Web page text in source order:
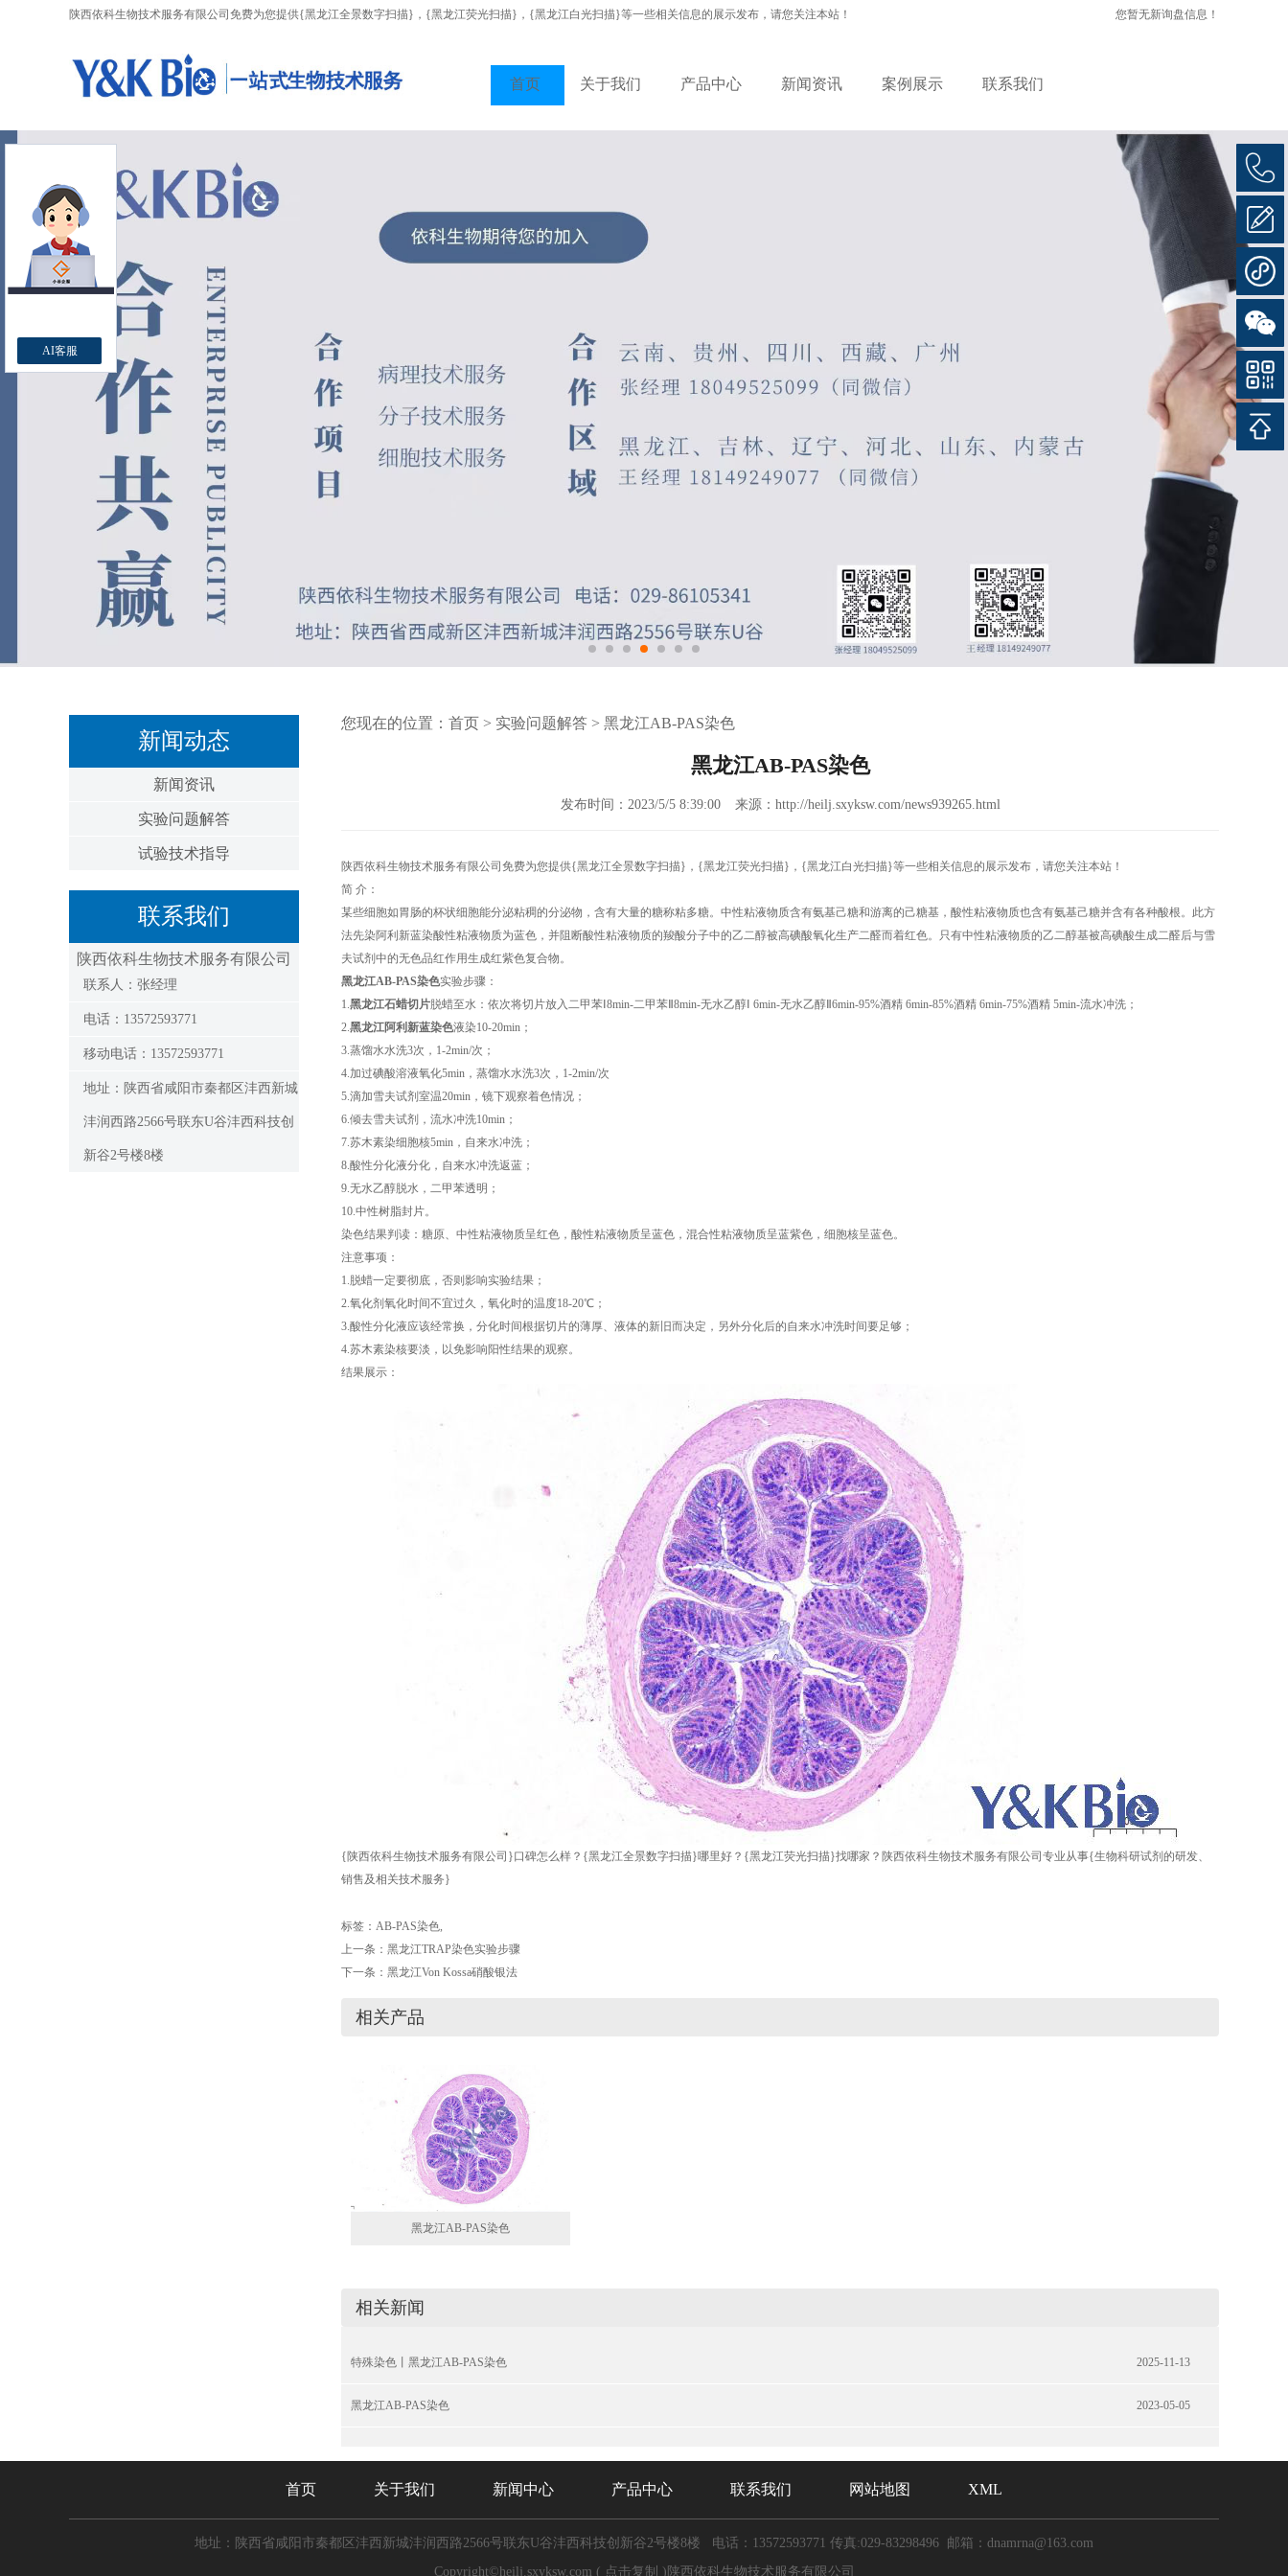
陕西依科生物技术服务有限公司免费为您提供{黑龙江全景数字扫描} ，{黑龙江荧光扫描}，{黑龙江白光扫描}等一些相关信息的展示发布，请您关注本站！ 您暂无新询盘信息！
首页 关于我们 产品中心 新闻资讯 案例展示 联系我们
新闻动态
新闻资讯
实验问题解答
试验技术指导
联系我们
陕西依科生物技术服务有限公司
联系人：张经理
电话：13572593771
移动电话：13572593771
地址：陕西省咸阳市秦都区沣西新城
沣润西路2566号联东U谷沣西科技创
新谷2号楼8楼
您现在的位置： 首页 > 实验问题解答 > 黑龙江AB-PAS染色
黑龙江AB-PAS染色
发布时间：2023/5/5 8:39:00 来源：http://heilj.sxyksw.com/news939265.html
陕西依科生物技术服务有限公司免费为您提供{黑龙江全景数字扫描} ，{黑龙江荧光扫描}，{黑龙江白光扫描}等一些相关信息的展示发布，请您关注本站！
简 介：
某些细胞如胃肠的杯状细胞能分泌粘稠的分泌物，含有大量的糖称粘多糖。中性粘液物质含有氨基己糖和游离的己糖基，酸性粘液物质也含有氨基己糖并含有各种酸根。此方
法先染阿利新蓝染酸性粘液物质为蓝色，并阻断酸性粘液物质的羧酸分子中的乙二醇被高碘酸氧化生产二醛而着红色。只有中性粘液物质的乙二醇基被高碘酸生成二醛后与雪
夫试剂中的无色品红作用生成红紫色复合物。
黑龙江AB-PAS染色实验步骤：
1.黑龙江石蜡切片脱蜡至水：依次将切片放入二甲苯Ⅰ8min-二甲苯Ⅱ8min-无水乙醇Ⅰ 6min-无水乙醇Ⅱ6min-95%酒精 6min-85%酒精 6min-75%酒精 5min-流水冲洗；
2.黑龙江阿利新蓝染色液染10-20min；
3.蒸馏水水洗3次，1-2min/次；
4.加过碘酸溶液氧化5min，蒸馏水水洗3次，1-2min/次
5.滴加雪夫试剂室温20min，镜下观察着色情况；
6.倾去雪夫试剂，流水冲洗10min；
7.苏木素染细胞核5min，自来水冲洗；
8.酸性分化液分化，自来水冲洗返蓝；
9.无水乙醇脱水，二甲苯透明；
10.中性树脂封片。
染色结果判读：糖原、中性粘液物质呈红色，酸性粘液物质呈蓝色，混合性粘液物质呈蓝紫色，细胞核呈蓝色。
注意事项：
1.脱蜡一定要彻底，否则影响实验结果；
2.氧化剂氧化时间不宜过久，氧化时的温度18-20℃；
3.酸性分化液应该经常换，分化时间根据切片的薄厚、液体的新旧而决定，另外分化后的自来水冲洗时间要足够；
4.苏木素染核要淡，以免影响阳性结果的观察。
结果展示：
{陕西依科生物技术服务有限公司}口碑怎么样？{黑龙江全景数字扫描}哪里好？{黑龙江荧光扫描}找哪家？陕西依科生物技术服务有限公司专业从事{生物科研试剂的研发、
销售及相关技术服务}
标签： AB-PAS染色,
上一条： 黑龙江TRAP染色实验步骤
下一条： 黑龙江Von Kossa硝酸银法
相关产品
黑龙江AB-PAS染色
相关新闻
特殊染色丨黑龙江AB-PAS染色 2025-11-13
黑龙江AB-PAS染色 2023-05-05
首页 关于我们 新闻中心 产品中心 联系我们 网站地图 XML
地址：陕西省咸阳市秦都区沣西新城沣润西路2566号联东U谷沣西科技创新谷2号楼8楼 电话：13572593771 传真:029-83298496 邮箱：dnamrna@163.com
Copyright©heilj.sxyksw.com ( 点击复制 )陕西依科生物技术服务有限公司
AI客服